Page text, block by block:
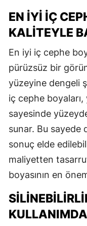
EN İYI İÇ
KALITEYLE
En iyi iç cephe
pürüzsüz bir
yüzeyine dengeli
iç cephe
sayesinde
sunar. Bu sayede
sonuç elde
maliyetten
boyasının en